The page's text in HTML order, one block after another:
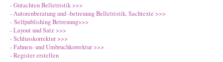
-Gutachten Belletristik >>>
-Autorenberatung und -betreuung Belletristik,Sachtexte >>>
- Selfpublishing Betreuung>>>
-Layout und Satz >>>
-Schlusskorrektur >>>
-Fahnen- und Umbruchkorrektur >>>
- Register erstellen